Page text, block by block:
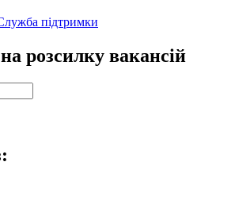
підтримки
розсилку вакансій